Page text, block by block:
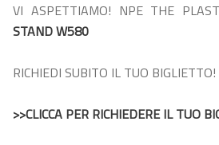
VI ASPETTIAMO! NPE THE
STAND W580
RICHIEDI SUBITO IL TUO BIGLIETTO!
>>CLICCA PER RICHIEDERE IL TUO